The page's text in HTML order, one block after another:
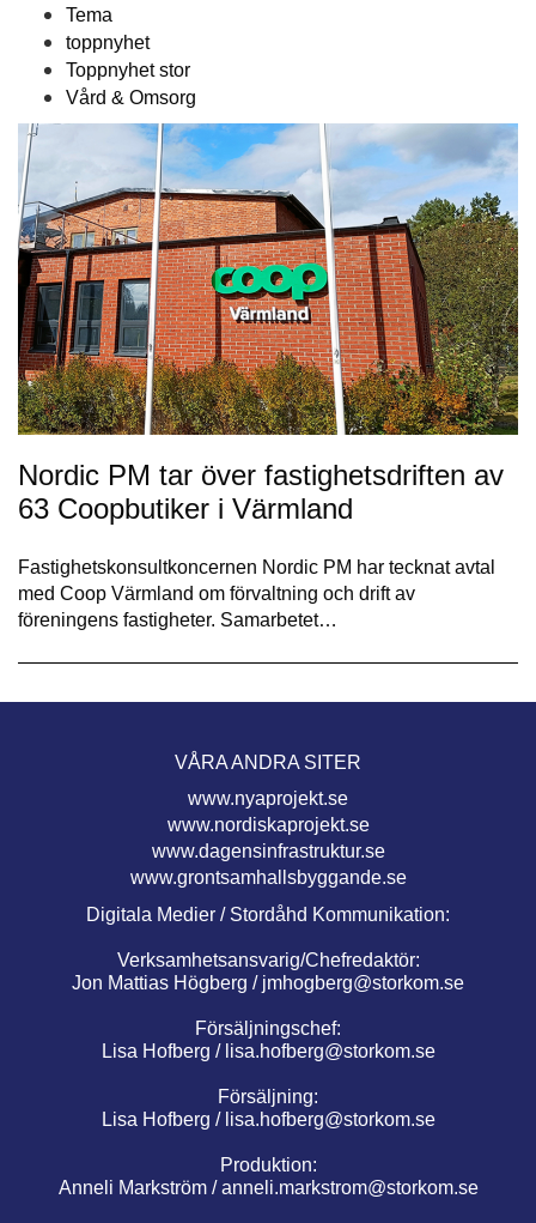
Tema
toppnyhet
Toppnyhet stor
Vård & Omsorg
Nordic PM tar över fastighetsdriften av
63 Coopbutiker i Värmland
Fastighetskonsultkoncernen Nordic PM har tecknat avtal
med Coop Värmland om förvaltning och drift av
föreningens fastigheter. Samarbetet…
VÅRA ANDRA SITER
www.nyaprojekt.se
www.nordiskaprojekt.se
www.dagensinfrastruktur.se
www.grontsamhallsbyggande.se
Digitala Medier / Stordåhd Kommunikation:
Verksamhetsansvarig/Chefredaktör:
Jon Mattias Högberg / jmhogberg@storkom.se
Försäljningschef:
Lisa Hofberg / lisa.hofberg@storkom.se
Försäljning:
Lisa Hofberg / lisa.hofberg@storkom.se
Produktion:
Anneli Markström /anneli.markstrom@storkom.se